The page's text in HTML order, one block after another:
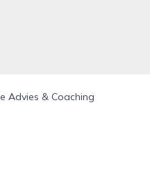
Advies & Coaching